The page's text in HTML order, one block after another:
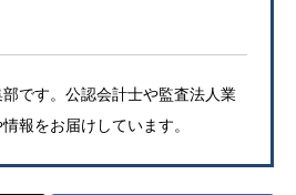
です。公認会計士や監査法人業
報をお届けしています。